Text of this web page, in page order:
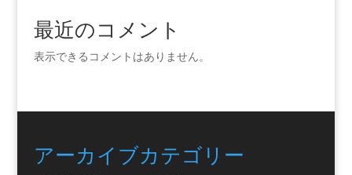
最近のコメント
表示できるコメントはありません。
アーカイブカテゴリー